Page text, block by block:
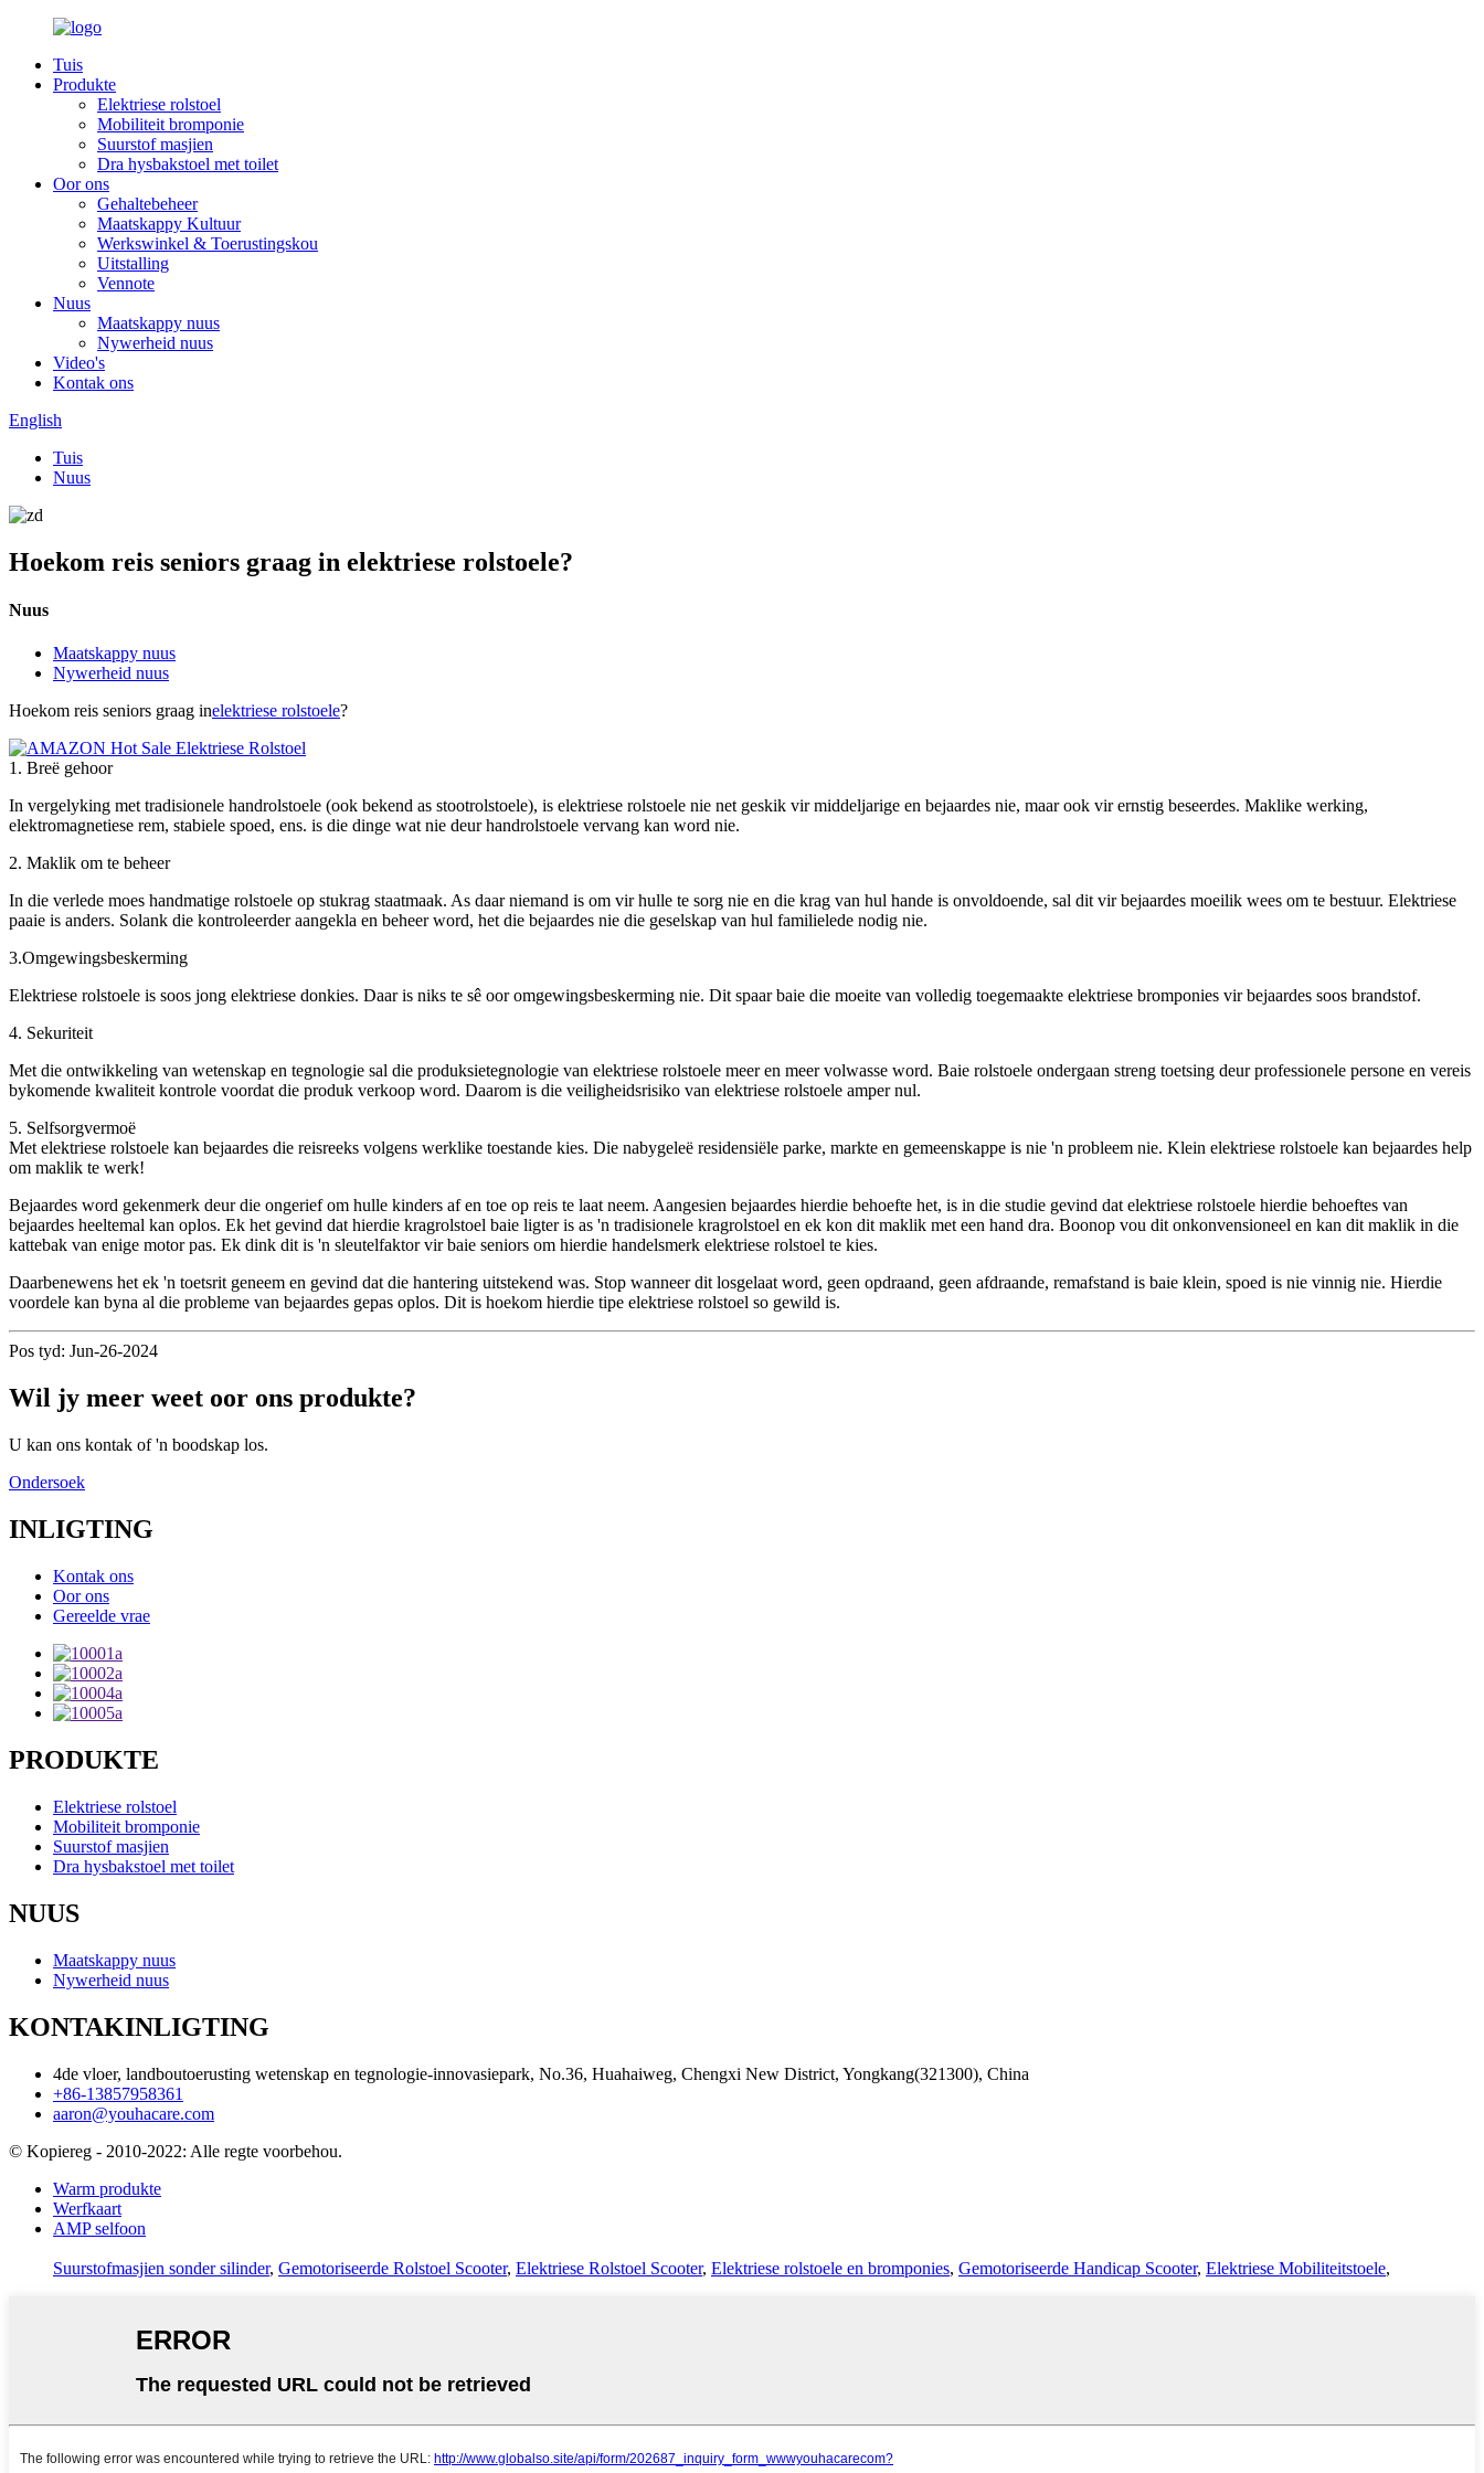
Tuis
Produkte
Elektriese rolstoel
Mobiliteit bromponie
Suurstof masjien
Dra hysbakstoel met toilet
Oor ons
Gehaltebeheer
Maatskappy Kultuur
Werkswinkel & Toerustingskou
Uitstalling
Vennote
Nuus
Maatskappy nuus
Nywerheid nuus
Video's
Kontak ons
English
Tuis
Nuus
Hoekom reis seniors graag in elektriese rolstoele?
Nuus
Maatskappy nuus
Nywerheid nuus
Hoekom reis seniors graag inelektriese rolstoele?
1. Breë gehoor
In vergelyking met tradisionele handrolstoele (ook bekend as stootrolstoele), is elektriese rolstoele nie net geskik vir middeljarige en bejaardes nie, maar ook vir ernstig beseerdes. Maklike werking,
elektromagnetiese rem, stabiele spoed, ens. is die dinge wat nie deur handrolstoele vervang kan word nie.
2. Maklik om te beheer
In die verlede moes handmatige rolstoele op stukrag staatmaak. As daar niemand is om vir hulle te sorg nie en die krag van hul hande is onvoldoende, sal dit vir bejaardes moeilik wees om te bestuur. Elektriese
paaie is anders. Solank die kontroleerder aangekla en beheer word, het die bejaardes nie die geselskap van hul familielede nodig nie.
3.Omgewingsbeskerming
Elektriese rolstoele is soos jong elektriese donkies. Daar is niks te sê oor omgewingsbeskerming nie. Dit spaar baie die moeite van volledig toegemaakte elektriese bromponies vir bejaardes soos brandstof.
4. Sekuriteit
Met die ontwikkeling van wetenskap en tegnologie sal die produksietegnologie van elektriese rolstoele meer en meer volwasse word. Baie rolstoele ondergaan streng toetsing deur professionele persone en vereis
bykomende kwaliteit kontrole voordat die produk verkoop word. Daarom is die veiligheidsrisiko van elektriese rolstoele amper nul.
5. Selfsorgvermoë
Met elektriese rolstoele kan bejaardes die reisreeks volgens werklike toestande kies. Die nabygeleë residensiële parke, markte en gemeenskappe is nie 'n probleem nie. Klein elektriese rolstoele kan bejaardes help
om maklik te werk!
Bejaardes word gekenmerk deur die ongerief om hulle kinders af en toe op reis te laat neem. Aangesien bejaardes hierdie behoefte het, is in die studie gevind dat elektriese rolstoele hierdie behoeftes van
bejaardes heeltemal kan oplos. Ek het gevind dat hierdie kragrolstoel baie ligter is as 'n tradisionele kragrolstoel en ek kon dit maklik met een hand dra. Boonop vou dit onkonvensioneel en kan dit maklik in die
kattebak van enige motor pas. Ek dink dit is 'n sleutelfaktor vir baie seniors om hierdie handelsmerk elektriese rolstoel te kies.
Daarbenewens het ek 'n toetsrit geneem en gevind dat die hantering uitstekend was. Stop wanneer dit losgelaat word, geen opdraand, geen afdraande, remafstand is baie klein, spoed is nie vinnig nie. Hierdie
voordele kan byna al die probleme van bejaardes gepas oplos. Dit is hoekom hierdie tipe elektriese rolstoel so gewild is.
Pos tyd: Jun-26-2024
Wil jy meer weet oor ons produkte?
U kan ons kontak of 'n boodskap los.
Ondersoek
INLIGTING
Kontak ons
Oor ons
Gereelde vrae
PRODUKTE
Elektriese rolstoel
Mobiliteit bromponie
Suurstof masjien
Dra hysbakstoel met toilet
NUUS
Maatskappy nuus
Nywerheid nuus
KONTAKINLIGTING
4de vloer, landboutoerusting wetenskap en tegnologie-innovasiepark, No.36, Huahaiweg, Chengxi New District, Yongkang(321300), China
+86-13857958361
aaron@youhacare.com
© Kopiereg - 2010-2022: Alle regte voorbehou.
Warm produkte
Werfkaart
AMP selfoon
Suurstofmasjien sonder silinder, Gemotoriseerde Rolstoel Scooter, Elektriese Rolstoel Scooter, Elektriese rolstoele en bromponies, Gemotoriseerde Handicap Scooter, Elektriese Mobiliteitstoele,